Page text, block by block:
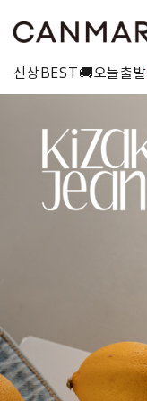
신상BEST🚚오늘출발